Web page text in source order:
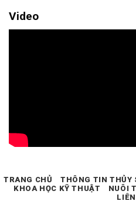
Video
TRANG CHỦ THÔNG TIN THỦY
KHOA HỌC KỸ THUẬT
NUÔI